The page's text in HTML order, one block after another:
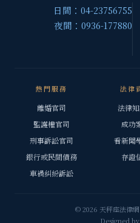
日間：04-23756755
夜間：0936-177880
熱門服務
離婚官司
監護權官司
刑事訴訟官司
銀行或民間債務
車禍糾紛訴訟
法律
法律
成功
看新聞
存證
© 2026 天秤座法律
Designed by